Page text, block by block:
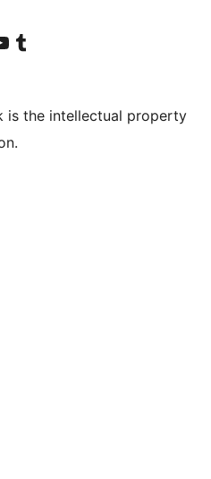
accountaccount
ons YouTube kanaal
Bezoek ons Tumblr account
is the intellectual property